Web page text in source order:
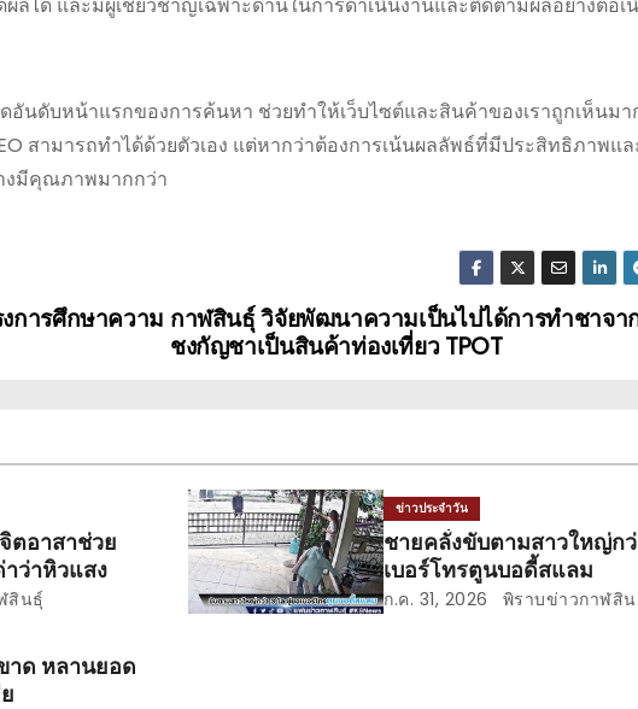
อันดับหน้าแรกของการค้นหา ช่วยทำให้เว็บไซต์และสินค้าของเราถูกเห็นม
สามารถทำได้ด้วยตัวเอง แต่หากว่าต้องการเน้นผลลัพธ์ที่มีประสิทธิภาพแล
งมีคุณภาพมากกว่า
กาฬสินธุ์ วิจัยพัฒนาความเป็นไปได้การทำชาจา
ชงกัญชาเป็นสินค้าท่องเที่ยว TPOT
การศึกษาความ
ตอาสาช่วย
ว่าหิวแสง
สินธุ์
ข่าวประจำวัน
ชายคลั่งขับตามสาวใหญ่ก
เบอร์โทรตูนบอดี้สแลม
ก.ค. 31, 2026 พิราบข่าวกาฬสิ
ด หลานยอด